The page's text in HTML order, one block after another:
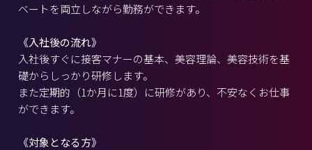
ベートを両立しながら勤務ができます。
《入社後の流れ》
入社後すぐに接客マナーの基本、美容理論、美容技術を基
礎からしっかり研修します。
また定期的（1か月に1度）に研修があり、不安なくお仕事
ができます。
《対象となる方》